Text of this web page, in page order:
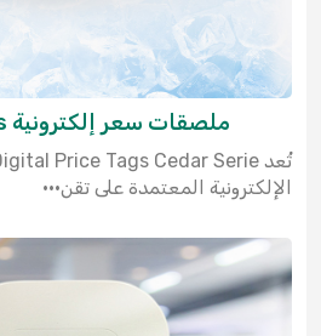
ملصقات سعر إلكترونية Cedar Series
الإلكترونية المعتمدة على تقن···